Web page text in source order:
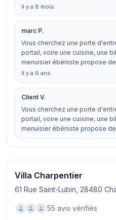
il y a 8 mois
marc P.
Vous cherchez une porte
portail, voire une cuisine, une
menuisier ébéniste propose
il y a 6 ans
Client V.
Vous cherchez une porte
portail, voire une cuisine, une
menuisier ébéniste propose
Villa Charpentier
61 Rue Saint-Lubin, 28480
55 avis vérifiés